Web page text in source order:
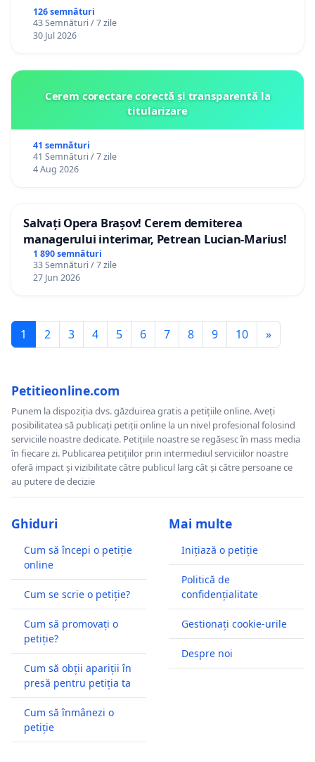
126 semnături
43 Semnături / 7 zile
30 Jul 2026
Cerem corectare corectă și transparentă la
titularizare
41 semnături
41 Semnături / 7 zile
4 Aug 2026
Salvați Opera Brașov! Cerem demiterea
managerului interimar, Petrean Lucian-Marius!
1 890 semnături
33 Semnături / 7 zile
27 Jun 2026
1 2 3 4 5 6 7 8 9 10 »
Petitieonline.com
Punem la dispoziția dvs. găzduirea gratis a petițiile online. Aveți
posibilitatea să publicați petiții online la un nivel profesional folosind
serviciile noastre dedicate. Petițiile noastre se regăsesc în mass media
în fiecare zi. Publicarea petițiilor prin intermediul serviciilor noastre
oferă impact și vizibilitate către publicul larg cât și către persoane ce
au putere de decizie
Ghiduri
Cum să începi o petiție
online
Cum se scrie o petiție?
Cum să promovați o
petiție?
Cum să obții apariții în
presă pentru petiția ta
Cum să înmânezi o
petiție
Mai multe
Inițiază o petiție
Politică de
confidențialitate
Gestionați cookie-urile
Despre noi